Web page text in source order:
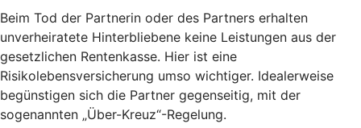
Beim Tod der Partnerin oder des Partners erhalten
unverheiratete Hinterbliebene keine Leistungen aus der
gesetzlichen Rentenkasse. Hier ist eine
Risikolebensversicherung umso wichtiger. Idealerweise
begünstigen sich die Partner gegenseitig, mit der
sogenannten „Über-Kreuz“-Regelung.